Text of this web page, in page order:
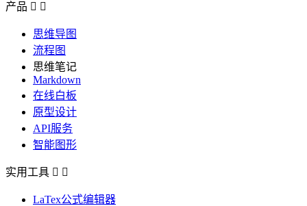
产品  
思维导图
流程图
思维笔记
Markdown
在线白板
原型设计
API服务
智能图形
实用工具  
LaTex公式编辑器